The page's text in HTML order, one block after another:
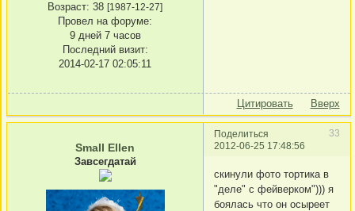
Возраст: 38 [1987-12-27]
Провел на форуме:
9 дней 7 часов
Последний визит:
2014-02-17 02:05:11
Цитировать Вверх
Поделиться
33
2012-06-25 17:48:56
Small Ellen
Завсегдатай
скинули фото тортика в
"деле" с фейверком"))) я
боялась что он осыреет